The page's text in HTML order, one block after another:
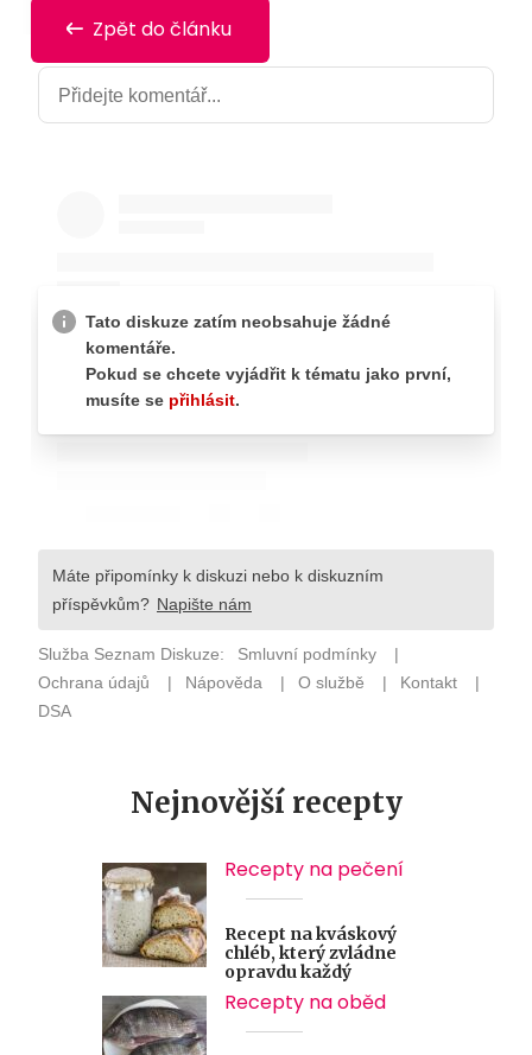
Zpět do článku
Nejnovější recepty
Recepty na pečení
Recept na kváskový
chléb, který zvládne
opravdu každý
Recepty na oběd